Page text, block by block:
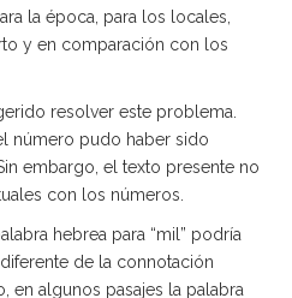
la época, para los locales,
y en comparación con los
resolver este problema.
número pudo haber sido
embargo, el texto presente no
con los números.
hebrea para “mil” podría
de la connotación
en algunos pasajes la palabra